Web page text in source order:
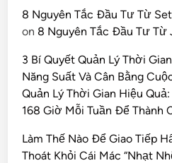
8 Nguyên Tắc Đầu Tư Từ
on 8 Nguyên Tắc Đầu Tư Từ
3 Bí Quyết Quản Lý Thời
Năng Suất Và Cân Bằng
Quản Lý Thời Gian Hiệu
168 Giờ Mỗi Tuần Để Thành
Làm Thế Nào Để Giao Tiếp
Thoát Khỏi Cái Mác “Nhạt